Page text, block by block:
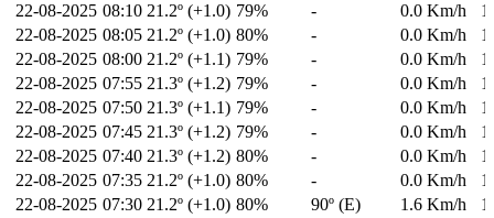
22-08-2025 08:10 21.2º (+1.0) 79% - 0.0 Km/h
22-08-2025 08:05 21.2º (+1.0) 80% - 0.0 Km/h
22-08-2025 08:00 21.2º (+1.1) 79% - 0.0 Km/h
22-08-2025 07:55 21.3º (+1.2) 79% - 0.0 Km/h
22-08-2025 07:50 21.3º (+1.1) 79% - 0.0 Km/h
22-08-2025 07:45 21.3º (+1.2) 79% - 0.0 Km/h
22-08-2025 07:40 21.3º (+1.2) 80% - 0.0 Km/h
22-08-2025 07:35 21.2º (+1.0) 80% - 0.0 Km/h
22-08-2025 07:30 21.2º (+1.0) 80% 90º (E) 1.6 Km/h